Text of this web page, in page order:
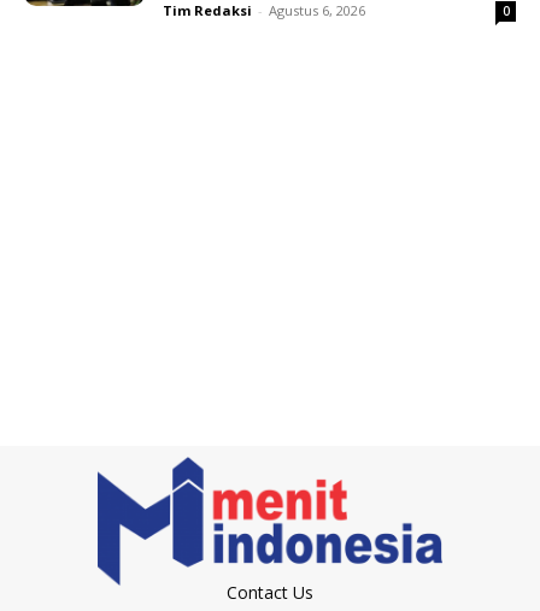
Tim Redaksi - Agustus 6, 2026 0
Contact Us